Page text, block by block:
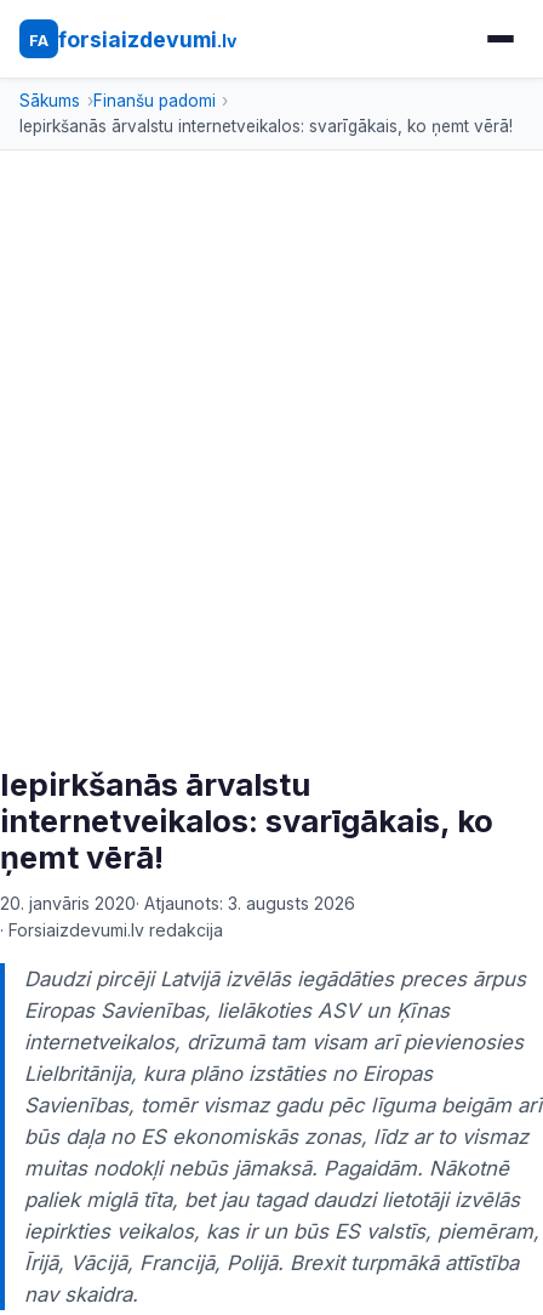
FA forsiaizdevumi.lv
Sākums
Finanšu padomi
Iepirkšanās ārvalstu internetveikalos: svarīgākais, ko ņemt vērā!
Iepirkšanās ārvalstu
internetveikalos: svarīgākais, ko
ņemt vērā!
20. janvāris 2020· Atjaunots: 3. augusts 2026
· Forsiaizdevumi.lv redakcija
Daudzi pircēji Latvijā izvēlās iegādāties preces ārpus
Eiropas Savienības, lielākoties ASV un Ķīnas
internetveikalos, drīzumā tam visam arī pievienosies
Lielbritānija, kura plāno izstāties no Eiropas
Savienības, tomēr vismaz gadu pēc līguma beigām arī
būs daļa no ES ekonomiskās zonas, līdz ar to vismaz
muitas nodokļi nebūs jāmaksā. Pagaidām. Nākotnē
paliek miglā tīta, bet jau tagad daudzi lietotāji izvēlās
iepirkties veikalos, kas ir un būs ES valstīs, piemēram,
Īrijā, Vācijā, Francijā, Polijā. Brexit turpmākā attīstība
nav skaidra.